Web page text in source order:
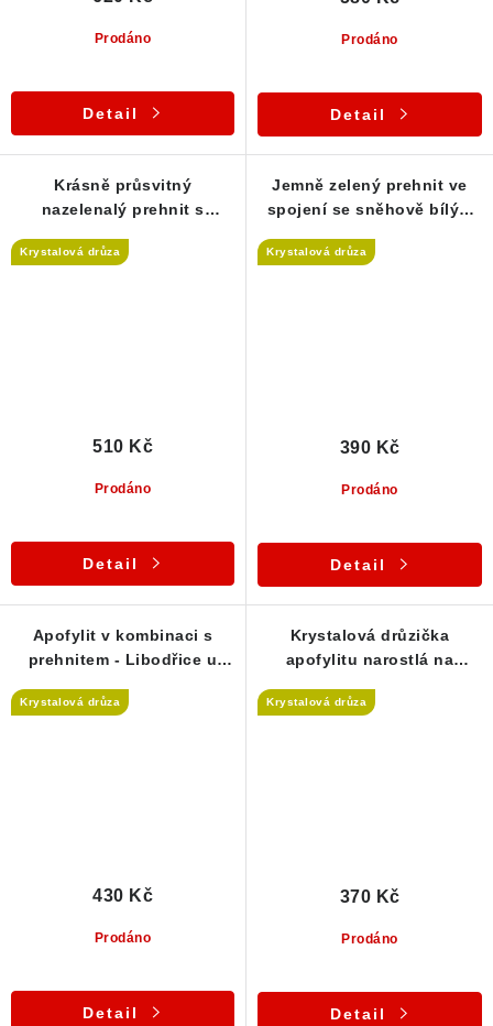
Prodáno
Detail
Prodáno
Detail
Krásně průsvitný
nazelenalý prehnit s
Krystalová drůza
Prodáno
510 Kč
Detail
Jemně zelený prehnit ve
spojení se sněhově bílým
Krystalová drůza
Prodáno
390 Kč
Detail
Apofylit v kombinaci s
prehnitem - Libodřice u
Krystalová drůza
Prodáno
430 Kč
Detail
Krystalová drůzička
apofylitu narostlá na
Krystalová drůza
Prodáno
370 Kč
Detail